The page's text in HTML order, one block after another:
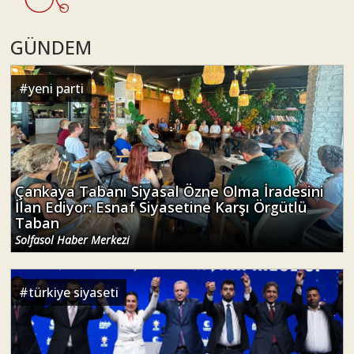
Çankaya Tabanı Siyasal Özne Olma İradesini
İlan Ediyor: Esnaf Siyasetine Karşı Örgütlü
Taban
Solfasol Haber Merkezi
#türkiye siyaseti
Rozet Değil, Temsil Değişiyor
Suat Turan